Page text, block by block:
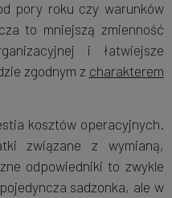
pory roku czy warunków
to mniejszą zmienność
i łatwiejsze
zgodnym z charakterem
kosztów operacyjnych.
związane z wymianą,
odpowiedniki to zwykle
sadzonka, ale w